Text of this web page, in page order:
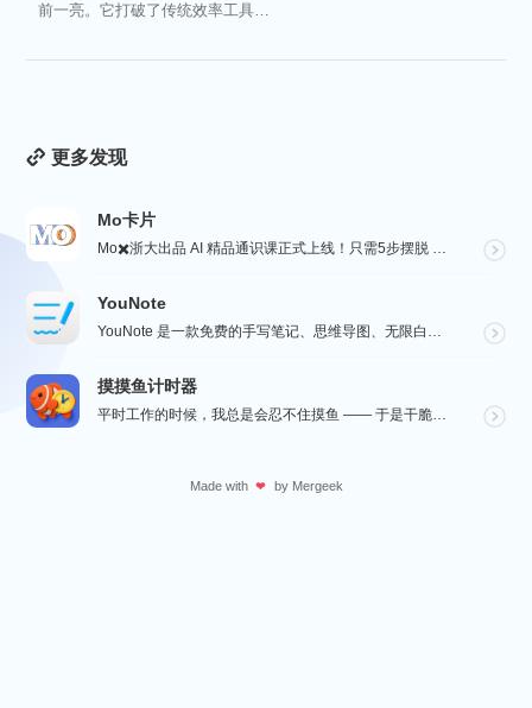
前一亮。它打破了传统效率工具冰
更多发现
Mo卡片
Mo✖️浙大出品 AI 精品通识课正式上线！只需5步摆脱 AI 小白，初识-体验-学习-实战，玩转 ...
YouNote
YouNote 是一款免费的手写笔记、思维导图、无限白板应用。可以导入 pdf 标注。功能完全免费，...
摸摸鱼计时器
平时工作的时候，我总是会忍不住摸鱼 —— 于是干脆自己做了一个小工具，帮我统计每天到底摸了多久的鱼，...
Made with ❤ by Mergeek